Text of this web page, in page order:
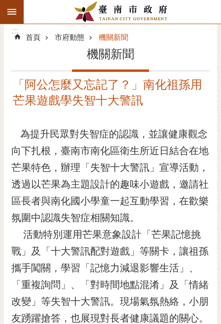
跳到主要內容區塊
搜
階
精彩府城
市府團隊
主題服務
市政資訊
市民互動
偉
哲
螢
花
泉
:::
:::
首頁 市府動態 機關新聞
機關新聞
「阿公怎麼又忘記了？」南化祖孫用
芒果遊戲學失智十大警訊
為提升民眾對失智症的認識，並讓健康觀念
向下扎根，臺南市南化區衛生所近日結合在地
芒果特色，辦理「失智十大警訊」宣導活動，
透過以芒果為主題設計的趣味小遊戲，邀請社
區長者與南化國小學童一起互動學習，在歡樂
氛圍中認識失智症相關知識。
活動特別運用芒果意象設計「芒果記憶挑
戰」及「十大警訊配對遊戲」等關卡，讓祖孫
攜手闖關，學習「記憶力減退影響生活」、
「重複詢問」、「對時間地點混淆」及「情緒
改變」等失智十大警訊。現場氣氛熱絡，小朋
友踴躍搶答，也展現對長者健康議題的關心。